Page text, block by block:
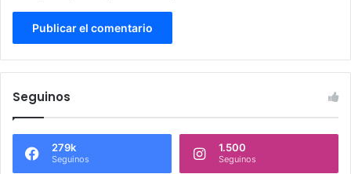
Seguinos
279k
Seguinos
1.500
Seguinos